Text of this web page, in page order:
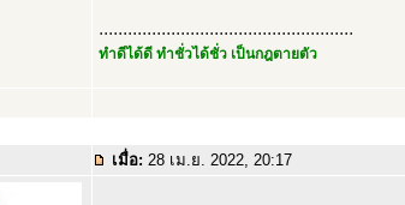
.....................................................
ทำดีได้ดี ทำชั่วได้ชั่ว เป็นกฎตายตัว
เมื่อ: 28 เม.ย. 2022, 20:17